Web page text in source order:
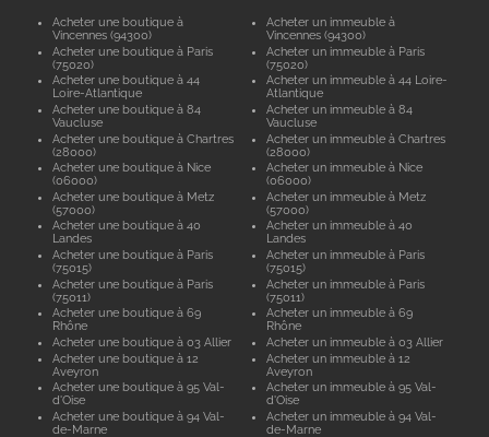
Acheter une boutique à
Vincennes (94300)
Acheter une boutique à Paris
(75020)
Acheter une boutique à 44
Loire-Atlantique
Acheter une boutique à 84
Vaucluse
Acheter une boutique à Chartres
(28000)
Acheter une boutique à Nice
(06000)
Acheter une boutique à Metz
(57000)
Acheter une boutique à 40
Landes
Acheter une boutique à Paris
(75015)
Acheter une boutique à Paris
(75011)
Acheter une boutique à 69
Rhône
Acheter une boutique à 03 Allier
Acheter une boutique à 12
Aveyron
Acheter une boutique à 95 Val-
d'Oise
Acheter une boutique à 94 Val-
de-Marne
Acheter un immeuble à
Vincennes (94300)
Acheter un immeuble à Paris
(75020)
Acheter un immeuble à 44 Loire-
Atlantique
Acheter un immeuble à 84
Vaucluse
Acheter un immeuble à Chartres
(28000)
Acheter un immeuble à Nice
(06000)
Acheter un immeuble à Metz
(57000)
Acheter un immeuble à 40
Landes
Acheter un immeuble à Paris
(75015)
Acheter un immeuble à Paris
(75011)
Acheter un immeuble à 69
Rhône
Acheter un immeuble à 03 Allier
Acheter un immeuble à 12
Aveyron
Acheter un immeuble à 95 Val-
d'Oise
Acheter un immeuble à 94 Val-
de-Marne